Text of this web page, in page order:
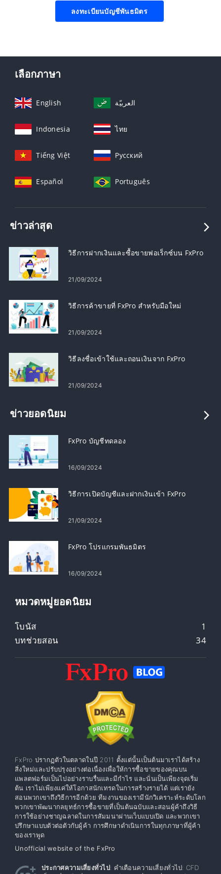
ลงทะเบียนบัญชีพันธมิตร
เลือกภาษา
English العربيّة
Indonesia ไทย
Tiếng Việt Русский
Español Português
ข่าวล่าสุด
วิธีการฝากเงินและซื้อขายฟอเร็กซ์บน FxPro
21/09/2024
วิธีการค้าขายที่ FxPro สำหรับมือใหม่
21/09/2024
วิธีลงชื่อเข้าใช้และถอนเงินจาก FxPro
21/09/2024
ข่าวยอดนิยม
FxPro บัญชีทดลอง
16/09/2024
วิธีการเปิดบัญชีและฝากเงินเข้า FxPro
21/09/2024
FxPro โปรแกรมพันธมิตร
16/09/2024
หมวดหมู่ยอดนิยม
โบนัส
1
บทช่วยสอน
34
FxPro ปรากฏตัวในตลาดในปี 2011 ตั้งแต่นั้นเป็นต้นมาเราได้สร้าง
สิ่งใหม่และปรับปรุงอย่างต่อเนื่องเพื่อให้การซื้อขายของคุณบน
แพลตฟอร์มเป็นไปอย่างราบรื่นและมีกำไร และนั่นเป็นเพียงจุดเริ่ม
ต้น เราไม่เพียงแค่ให้โอกาสนักเทรดในการสร้างรายได้ แต่เรายัง
สอนพวกเขาถึงวิธีการอีกด้วย ทีมงานของเรามีนักวิเคราะห์ระดับโลก
พวกเขาพัฒนากลยุทธ์การซื้อขายที่เป็นต้นฉบับและสอนผู้ค้าถึงวิธี
การใช้อย่างชาญฉลาดในการสัมมนาผ่านเว็บแบบเปิด และพวกเขา
ปรึกษาแบบตัวต่อตัวกับผู้ค้า การศึกษาดำเนินการในทุกภาษาที่ผู้ค้า
ของเราพูด
Unofficial website of the FxPro
ประกาศความเสี่ยงทั่วไป: คำเตือนความเสี่ยงทั่วไป: CFD